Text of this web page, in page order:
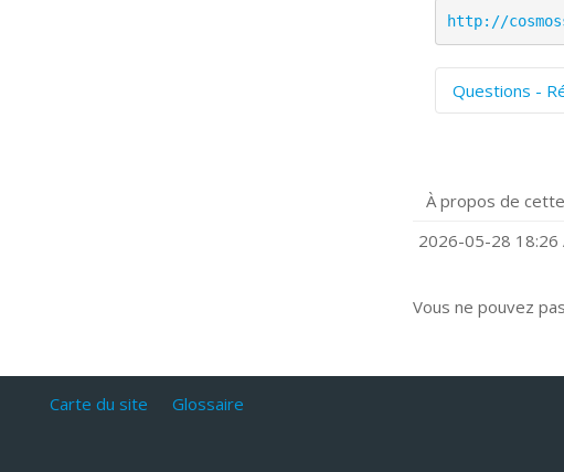
http://
Questions -
Quels
À propos de
2026-05-28
Vous ne pouvez
Carte du site Glossaire